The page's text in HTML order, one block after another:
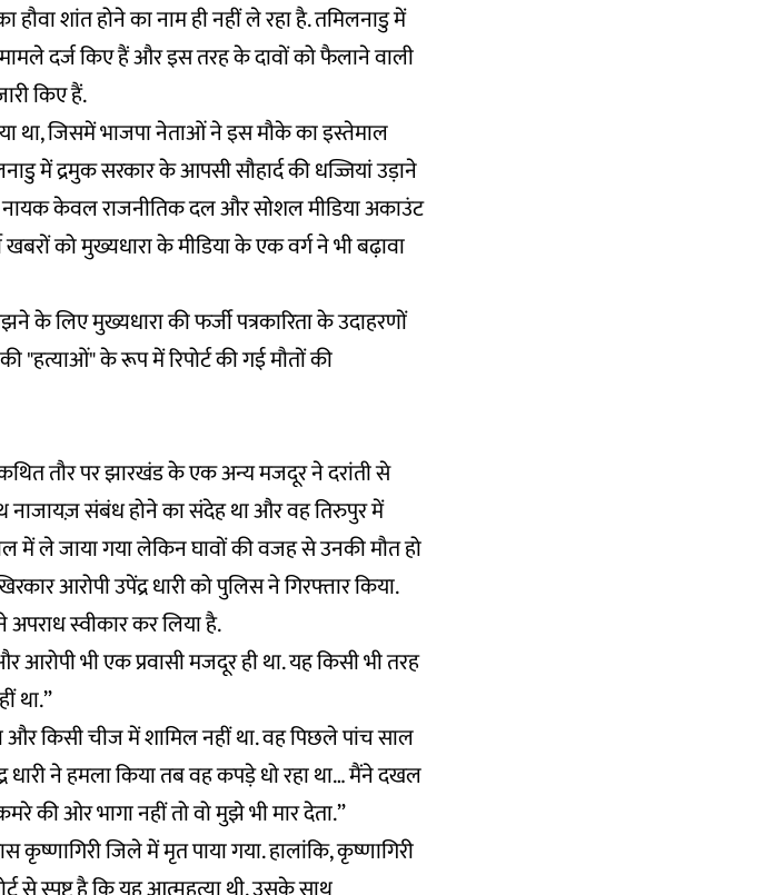
हौवा शांत होने का नाम ही नहीं ले रहा है. तमिलनाडु में
दर्ज किए हैं और इस तरह के दावों को फैलाने वाली
किए हैं.
था, जिसमें भाजपा नेताओं ने इस मौके का इस्तेमाल
में द्रमुक सरकार के आपसी सौहार्द की धज्जियां उड़ाने
नायक केवल राजनीतिक दल और सोशल मीडिया अकाउंट
को मुख्यधारा के मीडिया के एक वर्ग ने भी बढ़ावा
लिए मुख्यधारा की फर्जी पत्रकारिता के उदाहरणों
"हत्याओं" के रूप में रिपोर्ट की गई मौतों की
तौर पर झारखंड के एक अन्य मजदूर ने दरांती से
नाजायज़ संबंध होने का संदेह था और वह तिरुपुर में
में ले जाया गया लेकिन घावों की वजह से उनकी मौत हो
आरोपी उपेंद्र धारी को पुलिस ने गिरफ्तार किया.
स्वीकार कर लिया है.
भी एक प्रवासी मजदूर ही था. यह किसी भी तरह
था.”
और किसी चीज में शामिल नहीं था. वह पिछले पांच साल
धारी ने हमला किया तब वह कपड़े धो रहा था… मैंने दखल
ओर भागा नहीं तो वो मुझे भी मार देता.”
जिले में मृत पाया गया. हालांकि, कृष्णागिरी